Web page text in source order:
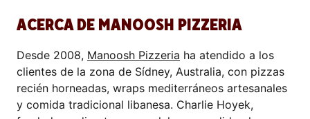
ACERCA DE MANOOSH PIZZERIA
Desde 2008, Manoosh Pizzeria ha atendido a los
clientes de la zona de Sídney, Australia, con pizzas
recién horneadas, wraps mediterráneos artesanales
y comida tradicional libanesa. Charlie Hoyek,